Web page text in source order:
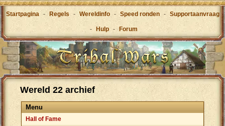
Startpagina - Regels - Wereldinfo - Speed ronden - Supportaanvraag
- Hulp - Forum
Wereld 22 archief
Menu
Hall of Fame